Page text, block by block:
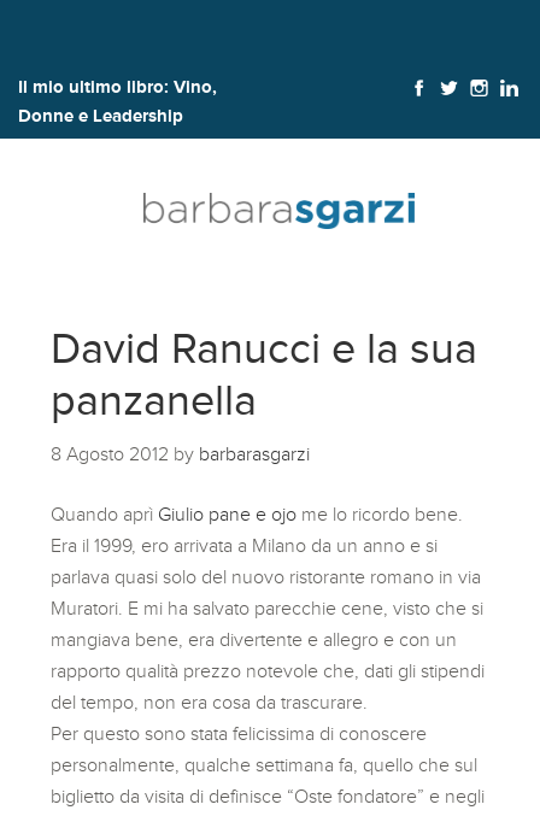
Il mio ultimo libro: Vino,
Donne e Leadership
David Ranucci e la sua
panzanella
8 Agosto 2012 by barbarasgarzi
Quando aprì Giulio pane e ojo me lo ricordo bene.
Era il 1999, ero arrivata a Milano da un anno e si
parlava quasi solo del nuovo ristorante romano in via
Muratori. E mi ha salvato parecchie cene, visto che si
mangiava bene, era divertente e allegro e con un
rapporto qualità prezzo notevole che, dati gli stipendi
del tempo, non era cosa da trascurare.
Per questo sono stata felicissima di conoscere
personalmente, qualche settimana fa, quello che sul
biglietto da visita di definisce “Oste fondatore” e negli